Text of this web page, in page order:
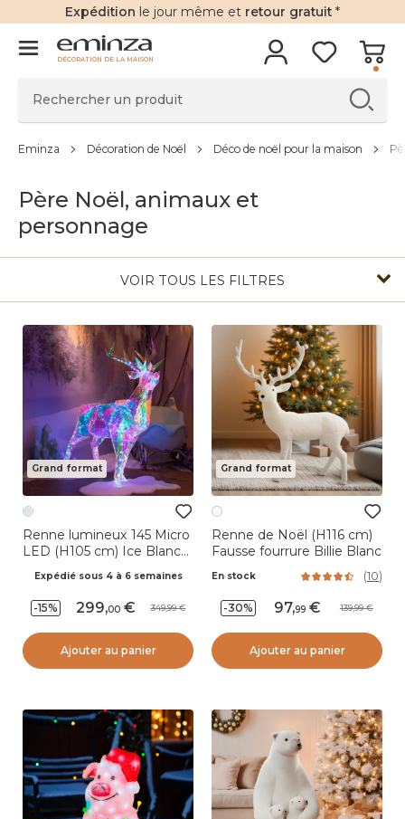
Expédition le jour même et retour gratuit *
DÉCORATION DE LA MAISON
Eminza Décoration de Noël Déco de noël pour la maison
Père Noël, animaux et
personnage
VOIR TOUS LES FILTRES
Grand format
Renne lumineux 145 Micro
LED (H105 cm) Ice Blanc
Expédié sous 4 à 6 semaines
-15% 299,00 349,99
Ajouter au panier
Grand format
Renne de Noël (H116 cm)
Fausse fourrure Billie Blanc
En stock (10)
-30% 97,99 139,99
Ajouter au panier